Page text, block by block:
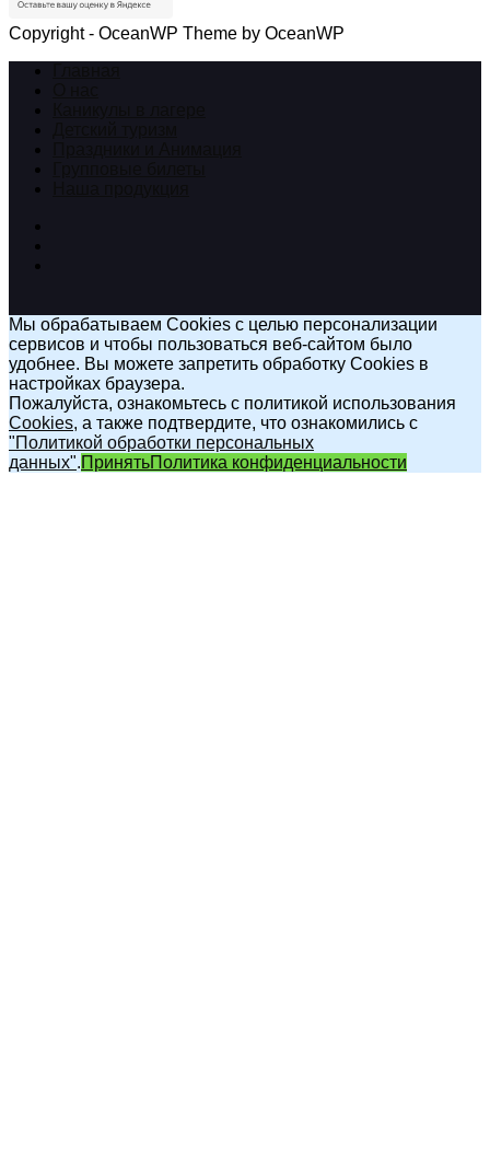
Copyright - OceanWP Theme by OceanWP
Мы обрабатываем Cookies с целью персонализации
сервисов и чтобы пользоваться веб-сайтом было
удобнее. Вы можете запретить обработку Cookies в
настройках браузера.
Пожалуйста, ознакомьтесь с политикой использования
Cookies, а также подтвердите, что ознакомились с
"Политикой обработки персональных
данных".ПринятьПолитика конфиденциальности